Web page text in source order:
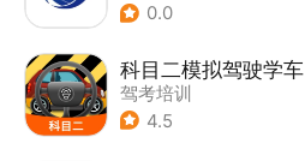
0.0
科目二模拟驾驶学车
驾考培训
4.5